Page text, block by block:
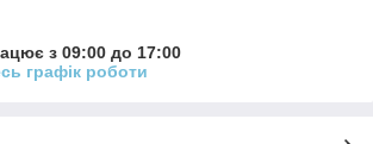
з 09:00 до 17:00
графік роботи